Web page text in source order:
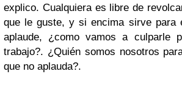
explico. Cualquiera es libre de
que le guste, y si encima sirve para
aplaude, ¿como vamos a culparle
trabajo?. ¿Quién somos nosotros
que no aplauda?.